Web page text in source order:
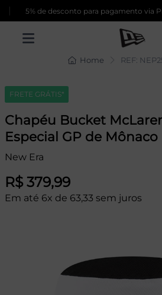
5% de desconto para pagamento via Pix
Home REF:
FRETE GRÁTIS*
Chapéu Bucket
Especial GP de Mônaco
New Era
R$ 379,99
Em até 6x de 63,33 sem juros